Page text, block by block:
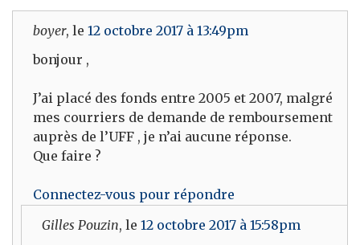
boyer, le 12 octobre 2017 à 13:49pm
bonjour ,
J’ai placé des fonds entre 2005 et 2007, malgré
mes courriers de demande de remboursement
auprès de l’UFF , je n’ai aucune réponse.
Que faire ?
Connectez-vous pour répondre
Gilles Pouzin, le 12 octobre 2017 à 15:58pm